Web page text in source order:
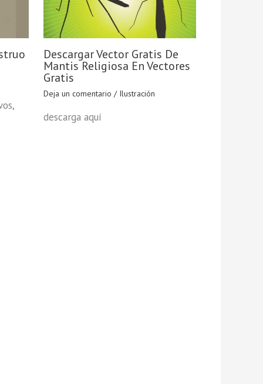
Descargar Vector Gratis De
Mantis Religiosa En Vectores
Gratis
Deja un comentario / Ilustración
descarga aquí